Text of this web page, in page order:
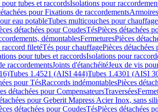
tubes et raccordsIsolations pour
pour Fixations de raccordements
eau potableTubes multicouches pour chauffage
détachées pour CoudesTésPièces détachées
démontablesFermeturesPièces
raccord filetéTés pour chauffagePièces
pour tubes et raccordsIsolations pour
raccordementsJoints d'étanchéitéJeux de vis
Tubes 1.4521 (AISI 444)Tubes 1.4301 (AISI
pour TésRaccords indémontablesPièces
détachées pour CompensateursTraversées
pour Geberit Mapress Acier Inox, sans
détachées pour CoudesTésPièces détachées